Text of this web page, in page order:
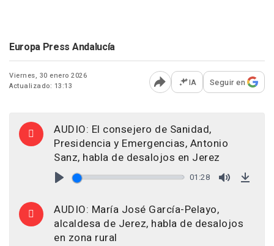
Europa Press Andalucía
Viernes, 30 enero 2026
Actualizado: 13:13
Abrir opciones para
IA Seguir en
AUDIO: El consejero de Sanidad,
Presidencia y Emergencias, Antonio
Sanz, habla de desalojos en Jerez
01:28
AUDIO: María José García-Pelayo,
alcaldesa de Jerez, habla de desalojos
en zona rural